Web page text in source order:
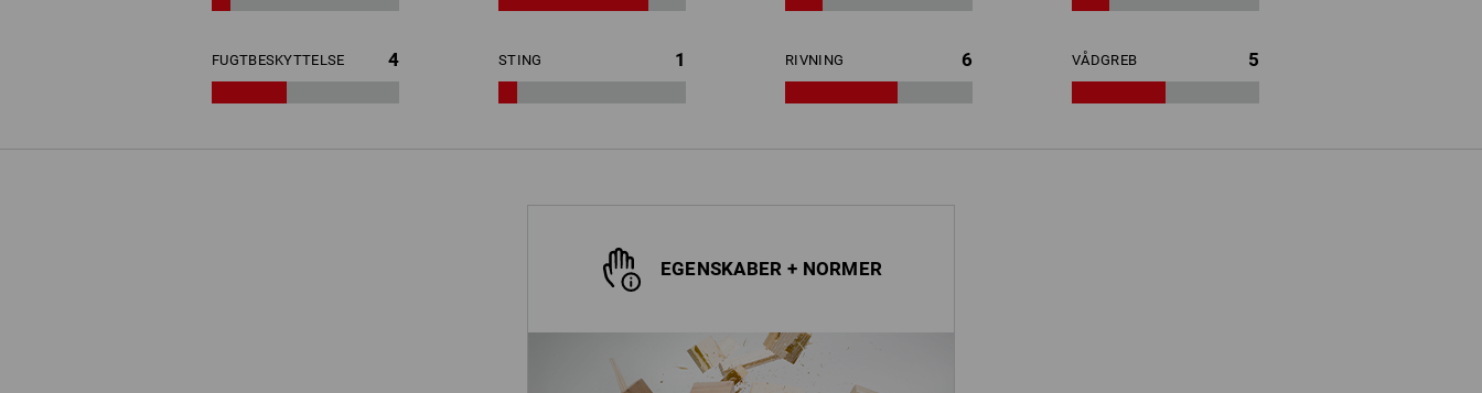
FUGTBESKYTTELSE 4 STING 1 RIVNING 6 VÅDGREB 5
EGENSKABER + NORMER